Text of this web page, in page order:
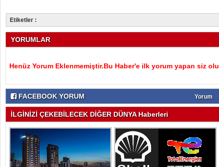
Etiketler :
YORUMLAR
Henüz Yorum Eklenmemiştir.Bu Haber'e ilk yorum yapan siz
FACEBOOK YORUM Yorum
İLGİNİZİ ÇEKEBİLECEK DİĞER DÜNYA Haberleri